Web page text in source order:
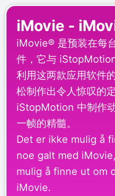
iMovie -
iMovie® 是预装在每
件，它与
利用这两款应用软件
松制作出令人惊叹的
iStopMotion 中制作
一帧的精髓。
Det er ikke mulig å
noe galt med
mulig å finne ut om
iMovie.